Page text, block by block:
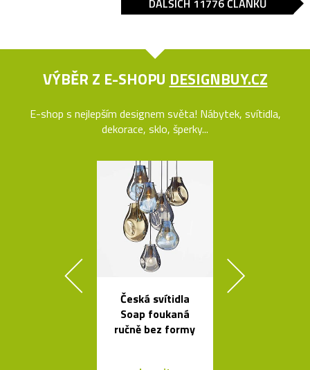
DALŠÍCH 11776 ČLÁNKŮ
VÝBĚR Z E-SHOPU DESIGNBUY.CZ
E-shop s nejlepším designem světa! Nábytek, svítidla,
dekorace, sklo, šperky...
Česká svítidla
Soap foukaná
ručně bez formy